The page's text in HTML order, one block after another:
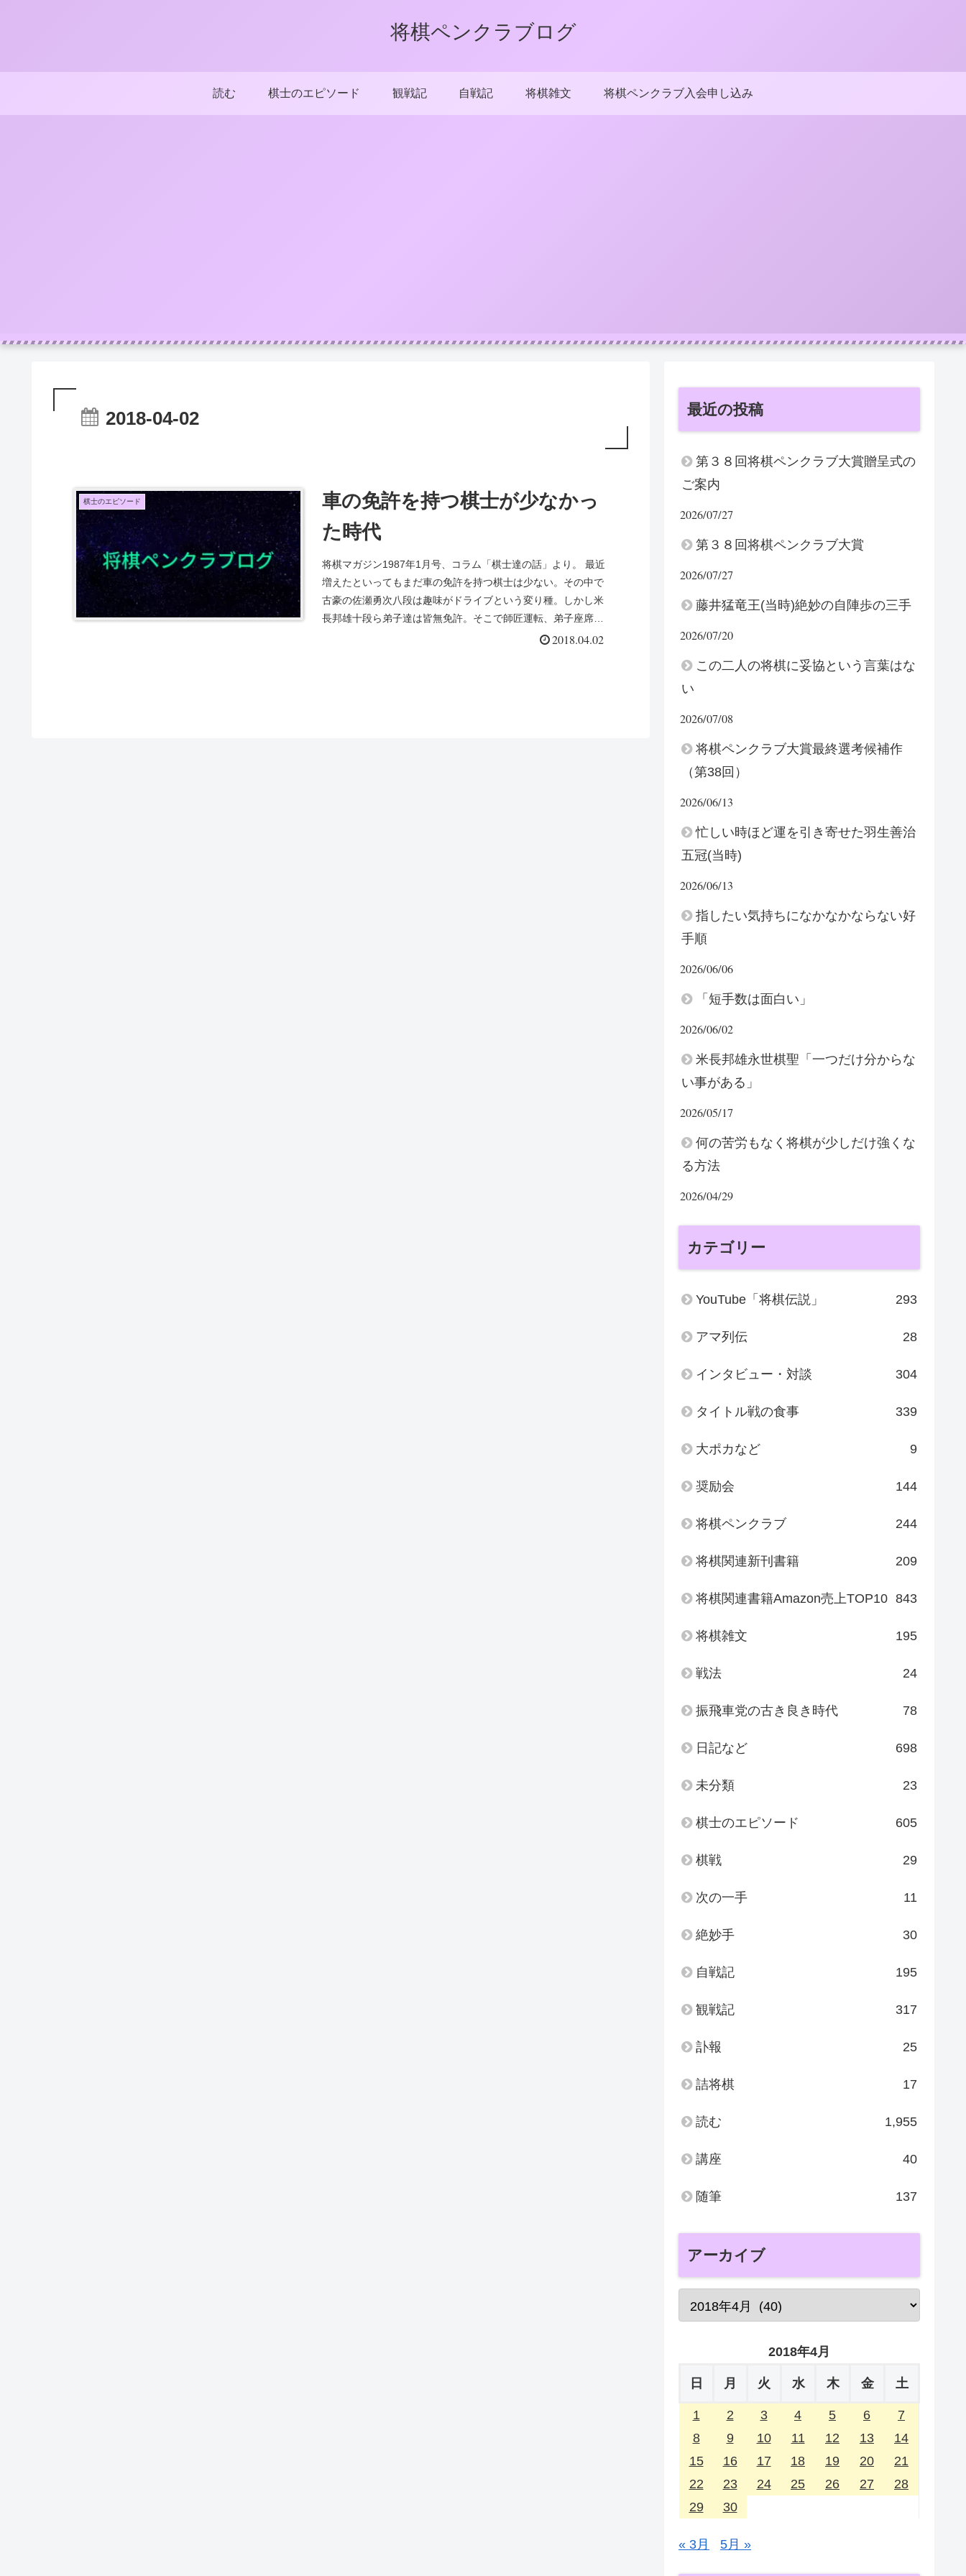
将棋ペンクラブログ
読む 棋士のエピソード 観戦記 自戦記 将棋雑文 将棋ペンクラブ入会申し込み
2018-04-02
棋士のエピソード
車の免許を持つ棋士が少なかっ
た時代
将棋マガジン1987年1月号、コラム「棋士達の話」より。 最近
増えたといってもまだ車の免許を持つ棋士は少ない。その中で
古豪の佐瀬勇次八段は趣味がドライブという変り種。しかし米
長邦雄十段ら弟子達は皆無免許。そこで師匠運転、弟子座席と
2018.04.02
最近の投稿
第３８回将棋ペンクラブ大賞贈呈式の
ご案内
2026/07/27
第３８回将棋ペンクラブ大賞
2026/07/27
藤井猛竜王(当時)絶妙の自陣歩の三手
2026/07/20
この二人の将棋に妥協という言葉はな
い
2026/07/08
将棋ペンクラブ大賞最終選考候補作
（第38回）
2026/06/13
忙しい時ほど運を引き寄せた羽生善治
五冠(当時)
2026/06/13
指したい気持ちになかなかならない好
手順
2026/06/06
「短手数は面白い」
2026/06/02
米長邦雄永世棋聖「一つだけ分からな
い事がある」
2026/05/17
何の苦労もなく将棋が少しだけ強くな
る方法
2026/04/29
カテゴリー
YouTube「将棋伝説」 293
アマ列伝 28
インタビュー・対談 304
タイトル戦の食事 339
大ポカなど 9
奨励会 144
将棋ペンクラブ 244
将棋関連新刊書籍 209
将棋関連書籍Amazon売上TOP10 843
将棋雑文 195
戦法 24
振飛車党の古き良き時代 78
日記など 698
未分類 23
棋士のエピソード 605
棋戦 29
次の一手 11
絶妙手 30
自戦記 195
観戦記 317
訃報 25
詰将棋 17
読む 1,955
講座 40
随筆 137
アーカイブ
2018年4月
日 月 火 水 木 金 土
1 2 3 4 5 6
7
8
9 10 11 12 13
14
15
16 17 18 19 20
21
22
23 24 25 26 27
28
29
30
« 3月 5月 »